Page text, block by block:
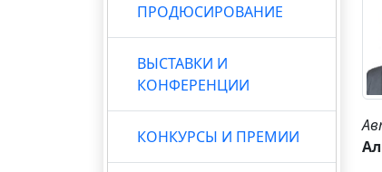
ПРОДЮСИРОВАНИЕ
ВЫСТАВКИ И
КОНФЕРЕНЦИИ
КОНКУРСЫ И ПРЕМИИ